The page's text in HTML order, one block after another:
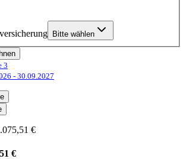
Bitte wählen
3
- 30.09.2027
€
€